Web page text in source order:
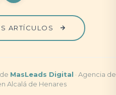
ARTÍCULOS
MasLeads Digital · Agencia de
Alcalá de Henares